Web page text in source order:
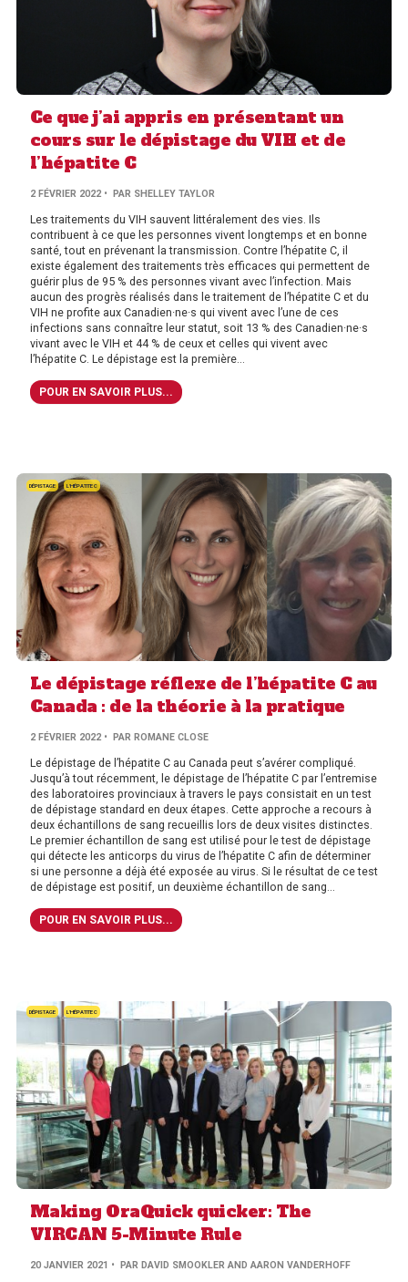
Ce que j’ai appris en présentant un
cours sur le dépistage du VIH et de
l’hépatite C
2 FÉVRIER 2022 • PAR SHELLEY TAYLOR
Les traitements du VIH sauvent littéralement des vies. Ils
contribuent à ce que les personnes vivent longtemps et en bonne
santé, tout en prévenant la transmission. Contre l’hépatite C, il
existe également des traitements très efficaces qui permettent de
guérir plus de 95 % des personnes vivant avec l’infection. Mais
aucun des progrès réalisés dans le traitement de l’hépatite C et du
VIH ne profite aux Canadien·ne·s qui vivent avec l’une de ces
infections sans connaître leur statut, soit 13 % des Canadien·ne·s
vivant avec le VIH et 44 % de ceux et celles qui vivent avec
l’hépatite C. Le dépistage est la première...
POUR EN SAVOIR PLUS...
DÉPISTAGE L'HÉPATITE C
Le dépistage réflexe de l’hépatite C au
Canada : de la théorie à la pratique
2 FÉVRIER 2022 • PAR ROMANE CLOSE
Le dépistage de l’hépatite C au Canada peut s’avérer compliqué.
Jusqu’à tout récemment, le dépistage de l’hépatite C par l’entremise
des laboratoires provinciaux à travers le pays consistait en un test
de dépistage standard en deux étapes. Cette approche a recours à
deux échantillons de sang recueillis lors de deux visites distinctes.
Le premier échantillon de sang est utilisé pour le test de dépistage
qui détecte les anticorps du virus de l’hépatite C afin de déterminer
si une personne a déjà été exposée au virus. Si le résultat de ce test
de dépistage est positif, un deuxième échantillon de sang...
POUR EN SAVOIR PLUS...
DÉPISTAGE L'HÉPATITE C
Making OraQuick quicker: The
VIRCAN 5-Minute Rule
20 JANVIER 2021 • PAR DAVID SMOOKLER AND AARON VANDERHOFF